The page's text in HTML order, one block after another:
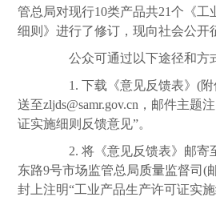
管总局对现行10类产品共21个《工
细则》进行了修订，现向社会公开
公众可通过以下途径和方
1. 下载《意见反馈表》(附
送至zljds@samr.gov.cn，邮件主题
证实施细则反馈意见”。
2. 将《意见反馈表》邮寄
东路9号市场监管总局质量监督司(
封上注明“工业产品生产许可证实施